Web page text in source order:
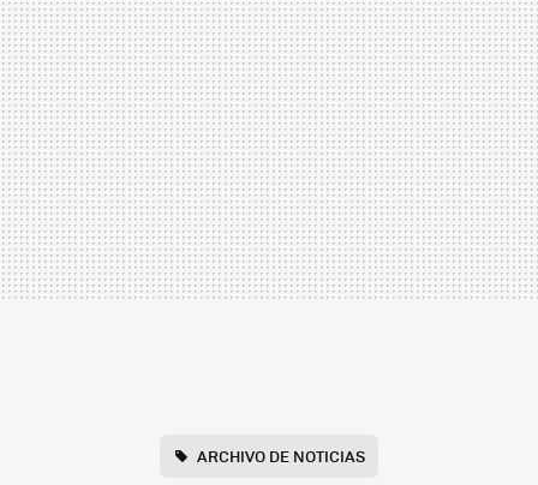
ARCHIVO DE NOTICIAS